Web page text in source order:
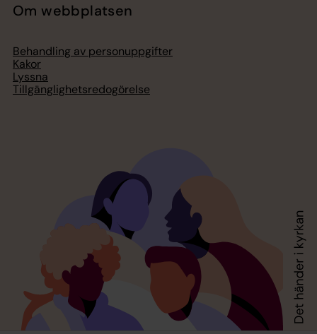
Om webbplatsen
Behandling av personuppgifter
Kakor
Lyssna
Tillgänglighetsredogörelse